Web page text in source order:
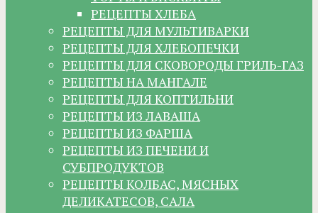
РЕЦЕПТЫ ХЛЕБА
РЕЦЕПТЫ ДЛЯ МУЛЬТИВАРКИ
РЕЦЕПТЫ ДЛЯ ХЛЕБОПЕЧКИ
РЕЦЕПТЫ ДЛЯ СКОВОРОДЫ ГРИЛЬ-ГАЗ
РЕЦЕПТЫ НА МАНГАЛЕ
РЕЦЕПТЫ ДЛЯ КОПТИЛЬНИ
РЕЦЕПТЫ ИЗ ЛАВАША
РЕЦЕПТЫ ИЗ ФАРША
РЕЦЕПТЫ ИЗ ПЕЧЕНИ И
СУБПРОДУКТОВ
РЕЦЕПТЫ КОЛБАС, МЯСНЫХ
ДЕЛИКАТЕСОВ, САЛА